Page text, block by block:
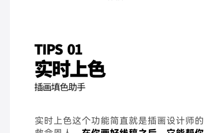
实时上色这个功能简直就是插画设计师的